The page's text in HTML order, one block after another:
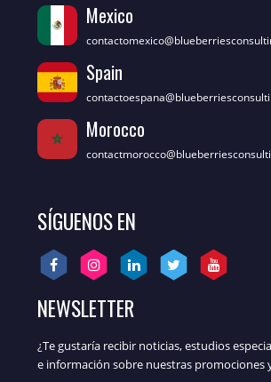
Mexico
Spain
Morocco
SÍGUENOS EN
NEWSLETTER
¿Te gustaría recibir noticias, estudios
e información sobre nuestras promociones